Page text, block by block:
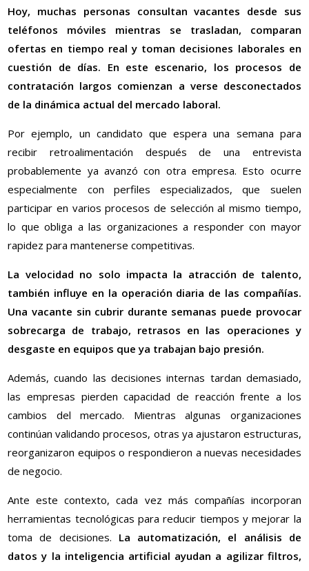
Hoy, muchas personas consultan vacantes desde sus
teléfonos móviles mientras se trasladan, comparan
ofertas en tiempo real y toman decisiones laborales en
cuestión de días. En este escenario, los procesos de
contratación largos comienzan a verse desconectados
de la dinámica actual del mercado laboral.
Por ejemplo, un candidato que espera una semana para
recibir retroalimentación después de una entrevista
probablemente ya avanzó con otra empresa. Esto ocurre
especialmente con perfiles especializados, que suelen
participar en varios procesos de selección al mismo tiempo,
lo que obliga a las organizaciones a responder con mayor
rapidez para mantenerse competitivas.
La velocidad no solo impacta la atracción de talento,
también influye en la operación diaria de las compañías.
Una vacante sin cubrir durante semanas puede provocar
sobrecarga de trabajo, retrasos en las operaciones y
desgaste en equipos que ya trabajan bajo presión.
Además, cuando las decisiones internas tardan demasiado,
las empresas pierden capacidad de reacción frente a los
cambios del mercado. Mientras algunas organizaciones
continúan validando procesos, otras ya ajustaron estructuras,
reorganizaron equipos o respondieron a nuevas necesidades
de negocio.
Ante este contexto, cada vez más compañías incorporan
herramientas tecnológicas para reducir tiempos y mejorar la
toma de decisiones. La automatización, el análisis de
datos y la inteligencia artificial ayudan a agilizar filtros,